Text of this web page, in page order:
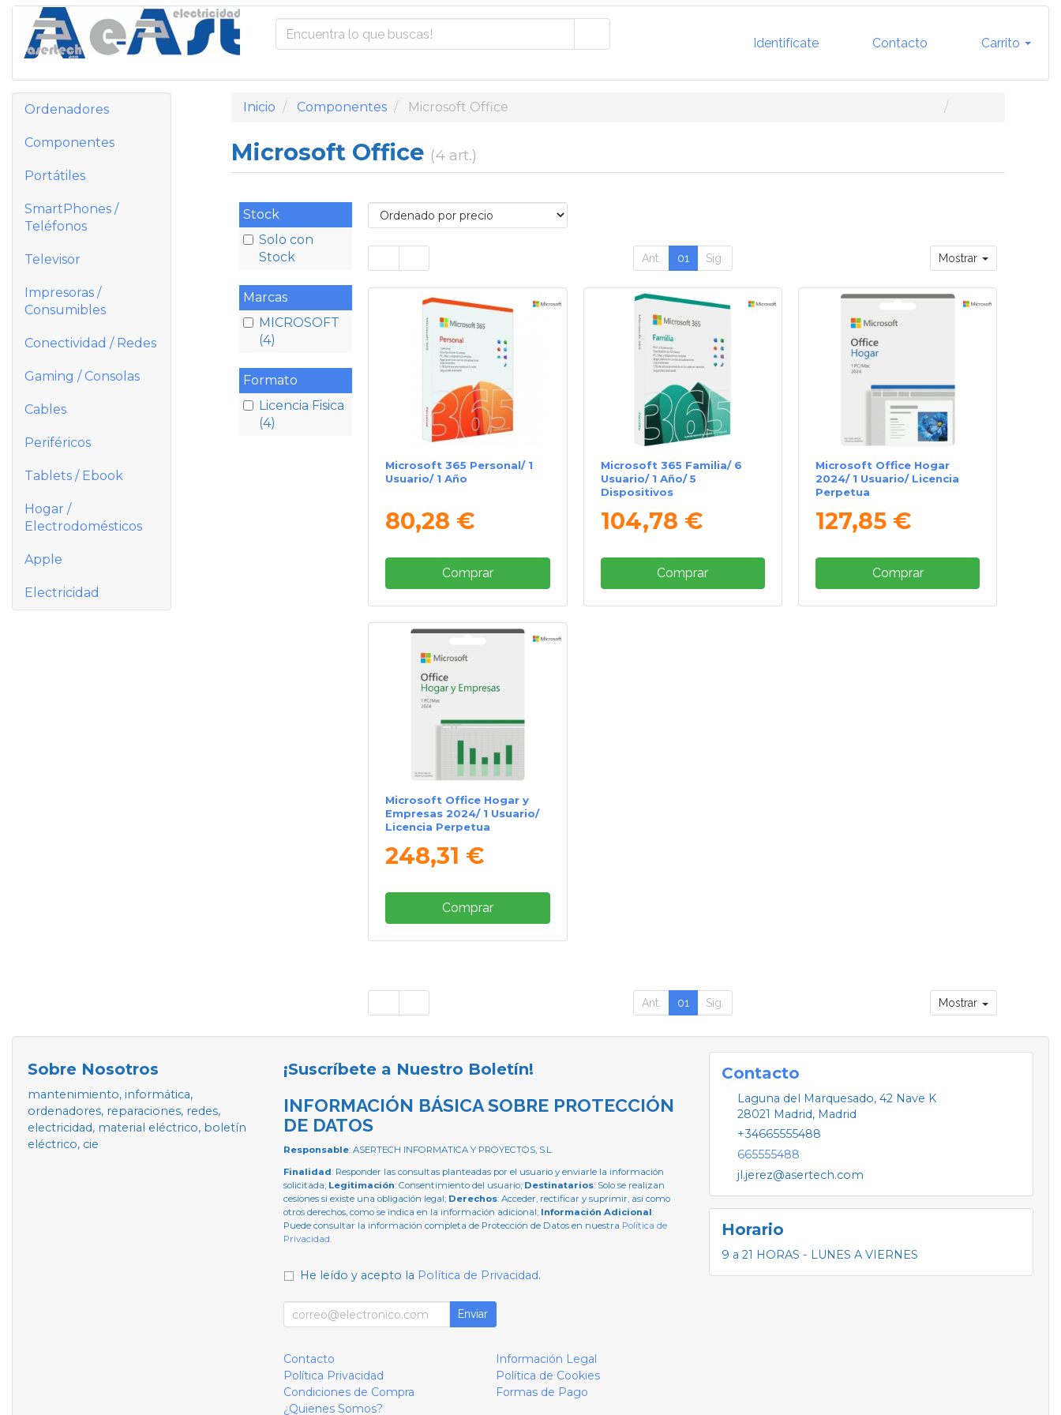
Identifícate Contacto Carrito
Ordenadores
Componentes
Portátiles
SmartPhones /
Teléfonos
Televisor
Impresoras /
Consumibles
Conectividad / Redes
Gaming / Consolas
Cables
Periféricos
Tablets / Ebook
Hogar /
Electrodomésticos
Apple
Electricidad
Inicio Componentes Microsoft Office
Microsoft Office (4 art.)
Stock
Solo con
Stock
Marcas
MICROSOFT
(4)
Formato
Licencia Fisica
(4)
Ant. 01 Sig. Mostrar
Microsoft 365 Personal/ 1
Usuario/ 1 Año
80,28 €
Comprar
Microsoft 365 Familia/ 6
Usuario/ 1 Año/ 5
Dispositivos
104,78 €
Comprar
Microsoft Office Hogar
2024/ 1 Usuario/ Licencia
Perpetua
127,85 €
Comprar
Microsoft Office Hogar y
Empresas 2024/ 1 Usuario/
Licencia Perpetua
248,31 €
Comprar
Ant. 01 Sig. Mostrar
Sobre Nosotros
mantenimiento, informática,
ordenadores, reparaciones, redes,
electricidad, material eléctrico, boletín
eléctrico, cie
¡Suscríbete a Nuestro Boletín!
INFORMACIÓN BÁSICA SOBRE PROTECCIÓN
DE DATOS
Responsable: ASERTECH INFORMATICA Y PROYECTOS, S.L.
Finalidad: Responder las consultas planteadas por el usuario y enviarle la información
solicitada; Legitimación: Consentimiento del usuario; Destinatarios: Solo se realizan
cesiones si existe una obligación legal; Derechos: Acceder, rectificar y suprimir, así como
otros derechos, como se indica en la información adicional; Información Adicional:
Puede consultar la información completa de Protección de Datos en nuestra Política de
Privacidad.
He leído y acepto la Política de Privacidad.
Enviar
Contacto
Información Legal
Política Privacidad
Política de Cookies
Condiciones de Compra
Formas de Pago
¿Quienes Somos?
Contacto
Laguna del Marquesado, 42 Nave K
28021 Madrid, Madrid
+34665555488
665555488
jl.jerez@asertech.com
Horario
9 a 21 HORAS - LUNES A VIERNES